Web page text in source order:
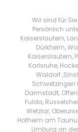
Wir sind für
Persönlich
Kaiserslautern,
Dürkheim,
Kaiserslautern,
Karlsruhe,
Waldorf
Schwetzingen
Darmstadt,
Fulda,
Wetzlar,
Hofheim am
Limburg an